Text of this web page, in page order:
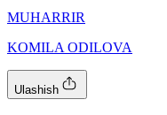
MUHARRIR
KOMILA ODILOVA
Ulashish